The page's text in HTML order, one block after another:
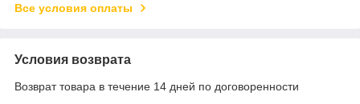
Все условия оплаты
Условия возврата
Возврат товара в течение 14 дней по договоренности